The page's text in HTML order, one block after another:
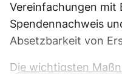
Vereinfachungen mit
Spendennachweis
Absetzbarkeit von
Die wichtigsten